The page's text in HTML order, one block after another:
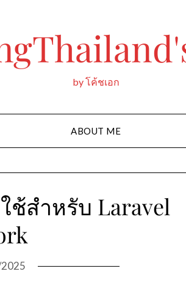
by โค้ชเอก
ABOUT ME
ช้สำหรับ Laravel